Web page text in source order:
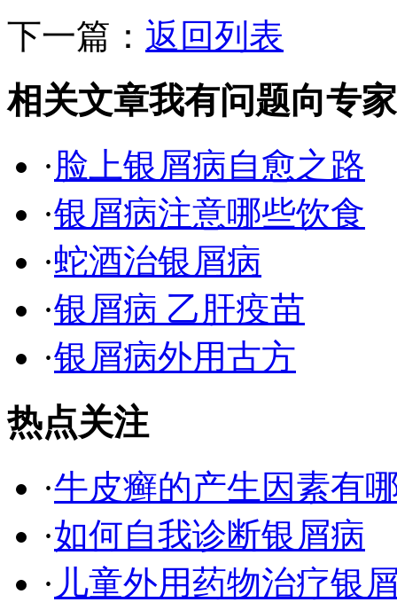
下一篇： 返回列表
相关文章我有问题向专
·脸上银屑病自愈之路
·银屑病注意哪些饮食
·蛇酒治银屑病
·银屑病 乙肝疫苗
·银屑病外用古方
热点关注
·牛皮癣的产生因素有
·如何自我诊断银屑病
· 儿童外用药物治疗银